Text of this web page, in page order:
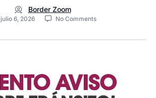
Border Zoom
julio 6, 2026 No Comments